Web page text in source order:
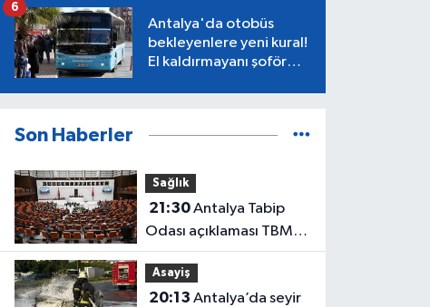
Antalya'da otobüs
bekleyenlere yeni kural!
El kaldırmayanı şoför
6
Son Haberler
Sağlık
21:30Antalya Tabip
Odası açıklaması TBMM
gündeminde
Asayiş
20:13